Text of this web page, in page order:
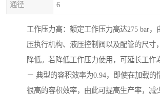
通径 6
工作压力高：额定工作压力高达275 bar，
压执行机构、液压控制阀以及配管的尺寸
降低。若降低工作压力使用，可延长工作
－ 典型的容积效率为0.94，即使在加载的
很高的容积效率，由此可提高生产率，减